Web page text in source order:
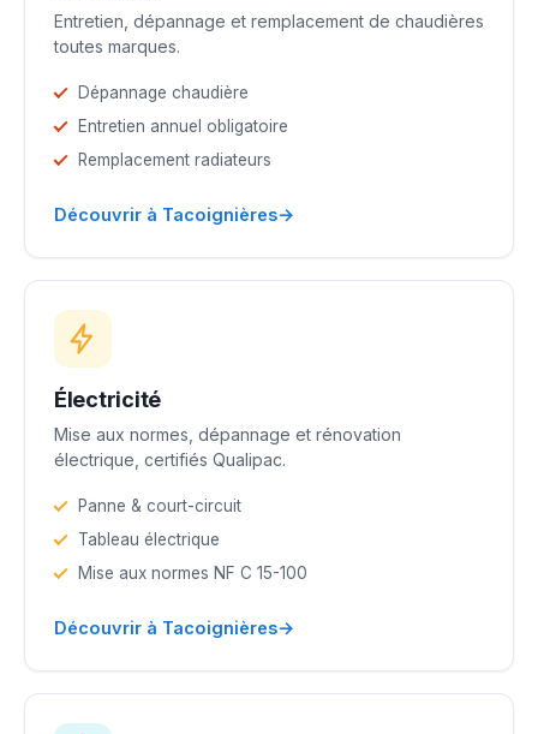
Entretien, dépannage et remplacement de chaudières
toutes marques.
Dépannage chaudière
Entretien annuel obligatoire
Remplacement radiateurs
Découvrir à Tacoignières→
Électricité
Mise aux normes, dépannage et rénovation
électrique, certifiés Qualipac.
Panne & court-circuit
Tableau électrique
Mise aux normes NF C 15-100
Découvrir à Tacoignières→